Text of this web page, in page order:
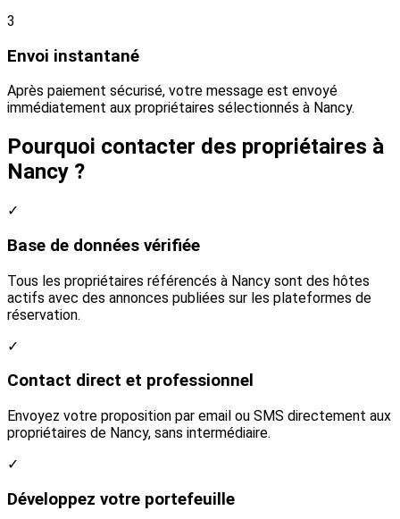
3
Envoi instantané
Après paiement sécurisé, votre message est envoyé
immédiatement aux propriétaires sélectionnés à Nancy.
Pourquoi contacter des propriétaires à
Nancy ?
✓
Base de données vérifiée
Tous les propriétaires référencés à Nancy sont des hôtes
actifs avec des annonces publiées sur les plateformes de
réservation.
✓
Contact direct et professionnel
Envoyez votre proposition par email ou SMS directement aux
propriétaires de Nancy, sans intermédiaire.
✓
Développez votre portefeuille